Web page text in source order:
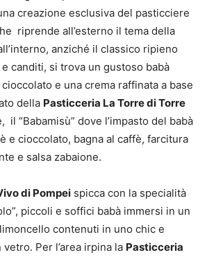
creazione esclusiva del pasticciere
riprende all’esterno il tema della
anziché il classico ripieno
canditi, si trova un gustoso babà
e una crema raffinata a base
della Pasticceria La Torre di Torre
il “Babamisù” dove l’impasto del babà
e cioccolato, bagna al caffè, farcitura
e salsa zabaione.
di Pompei spicca con la specialità
piccoli e soffici babà immersi in un
contenuti in uno chic e
Per l’area irpina la Pasticceria